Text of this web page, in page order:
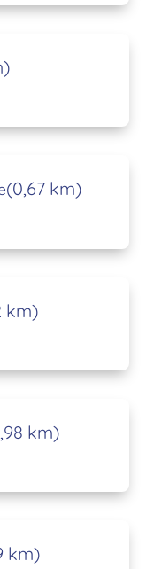
(0,67 km)
km)
km)
km)